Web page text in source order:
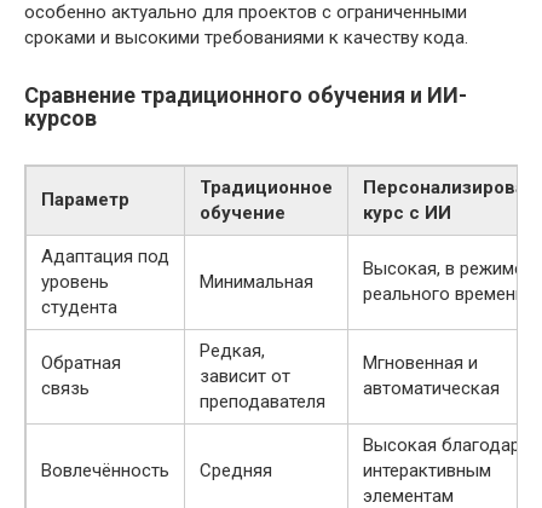
особенно актуально для проектов с ограниченными
сроками и высокими требованиями к качеству кода.
Сравнение традиционного обучения и ИИ-
курсов
Параметр
Традиционное
обучение
курс с ИИ
Адаптация под
уровень
студента
Минимальная
Высокая, в режиме
реального времени
Обратная
связь
Редкая,
зависит от
преподавателя
Мгновенная и
автоматическая
Вовлечённость Средняя
Высокая благодаря
интерактивным
элементам